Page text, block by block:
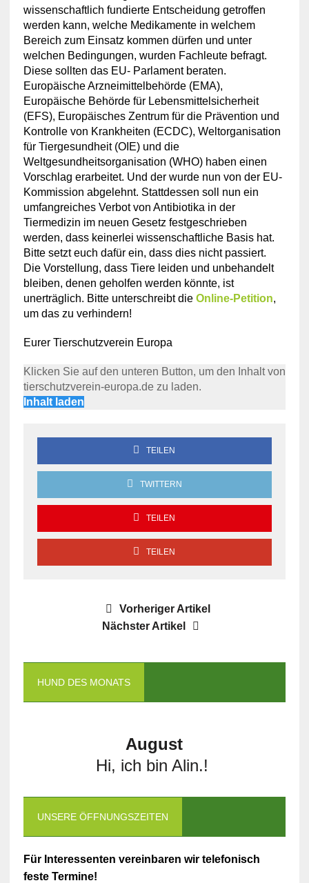
wissenschaftlich fundierte Entscheidung getroffen
werden kann, welche Medikamente in welchem
Bereich zum Einsatz kommen dürfen und unter
welchen Bedingungen, wurden Fachleute befragt.
Diese sollten das EU- Parlament beraten.
Europäische Arzneimittelbehörde (EMA),
Europäische Behörde für Lebensmittelsicherheit
(EFS), Europäisches Zentrum für die Prävention und
Kontrolle von Krankheiten (ECDC), Weltorganisation
für Tiergesundheit (OIE) und die
Weltgesundheitsorganisation (WHO) haben einen
Vorschlag erarbeitet. Und der wurde nun von der EU-
Kommission abgelehnt. Stattdessen soll nun ein
umfangreiches Verbot von Antibiotika in der
Tiermedizin im neuen Gesetz festgeschrieben
werden, dass keinerlei wissenschaftliche Basis hat.
Bitte setzt euch dafür ein, dass dies nicht passiert.
Die Vorstellung, dass Tiere leiden und unbehandelt
bleiben, denen geholfen werden könnte, ist
unerträglich. Bitte unterschreibt die Online-Petition,
um das zu verhindern!
Eurer Tierschutzverein Europa
Klicken Sie auf den unteren Button, um den Inhalt von
tierschutzverein-europa.de zu laden.
Inhalt laden
TEILEN
TWITTERN
TEILEN
TEILEN
Vorheriger Artikel
Nächster Artikel
HUND DES MONATS
August
Hi, ich bin Alin.!
UNSERE ÖFFNUNGSZEITEN
Für Interessenten vereinbaren wir telefonisch
feste Termine!